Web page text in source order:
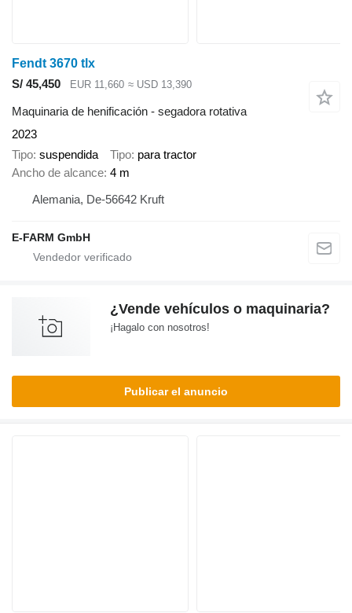
Fendt 3670 tlx
S/ 45,450
EUR 11,660 ≈ USD 13,390
Maquinaria de henificación - segadora rotativa
2023
Tipo suspendida Tipo para tractor
Ancho de alcance 4 m
Alemania, De-56642 Kruft
E-FARM GmbH
¿Vende vehículos o maquinaria?
¡Hagalo con nosotros!
Publicar el anuncio